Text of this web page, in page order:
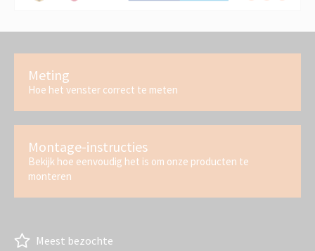
Meting
Hoe het venster correct te meten
Montage-instructies
Bekijk hoe eenvoudig het is om onze producten te
monteren
Meest bezochte